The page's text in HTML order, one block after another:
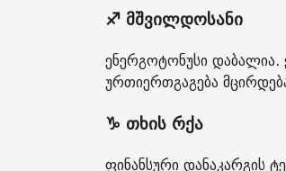
♐ მშვილდოსანი
ენერგოტონუსი დაბალია.
ურთიერთგაგება
♑ თხის რქა
ფინანსური დანაკარგის